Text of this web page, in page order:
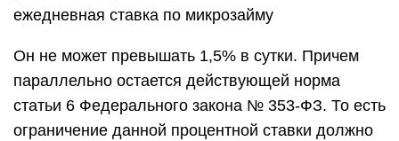
ежедневная ставка по микрозайму
Он не может превышать 1,5% в сутки. Причем
параллельно остается действующей норма
статьи 6 Федерального закона № 353-ФЗ. То есть
ограничение данной процентной ставки должно